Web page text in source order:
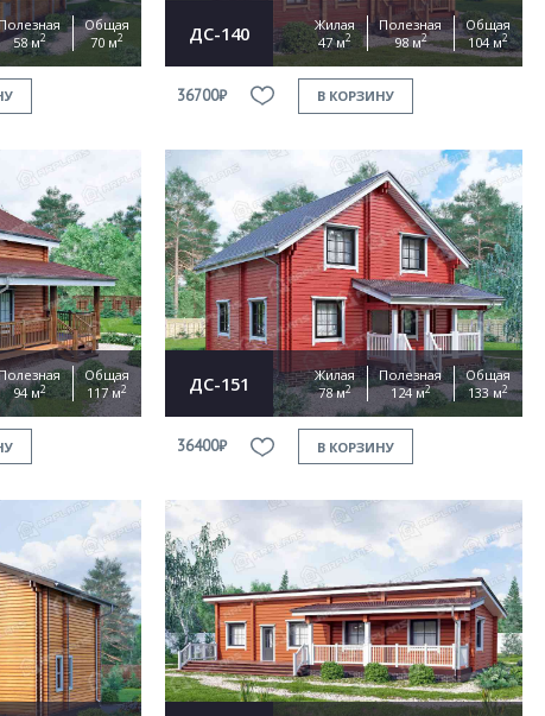
Полезная
58 м2
Общая
70 м2 ДС-140
Жилая
47 м2
Полезная
98 м2
Общая
104 м2
36700₽ В КОРЗИНУ
94 м2
Общая
117 м2 ДС-151
Жилая
78 м2
Полезная
124 м2
Общая
133 м2
36400₽ В КОРЗИНУ
покупки ОФОРМИТЬ ЗАКАЗ